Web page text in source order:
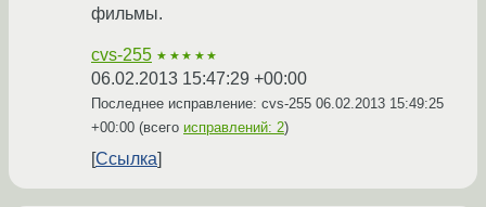
фильмы.
cvs-255 ★★★★★
06.02.2013 15:47:29 +00:00
Последнее исправление: cvs-255 06.02.2013 15:49:25
+00:00 (всего исправлений: 2)
Ссылка